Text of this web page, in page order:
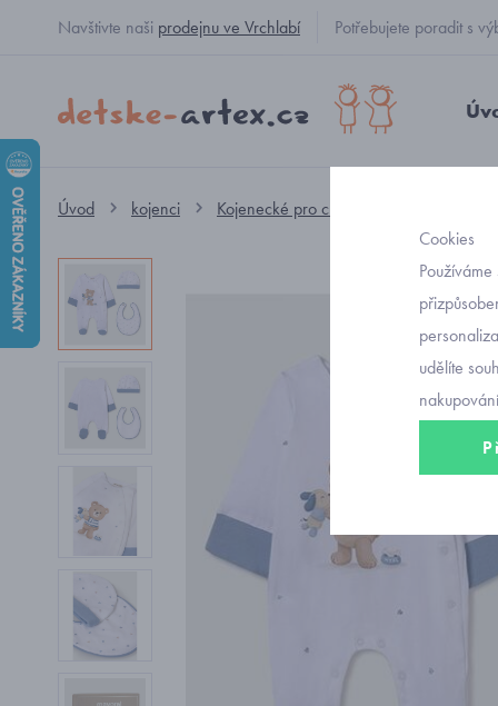
Navštivte naši prodejnu ve Vrchlabí Potřebujete poradit s
Úvod kojenci Kojenecké pro chlapečky
Cookies
udělíte